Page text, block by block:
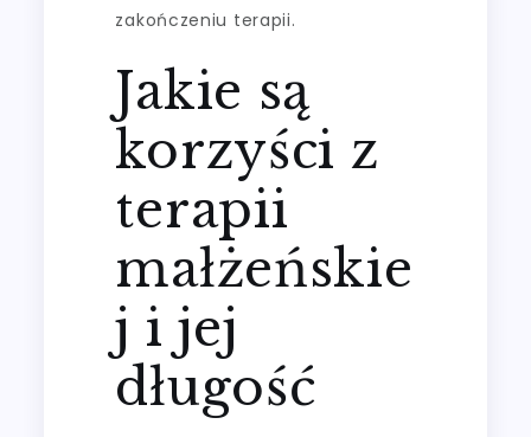
zakończeniu terapii.
Jakie są
korzyści z
terapii
małżeńskie
j i jej
długość